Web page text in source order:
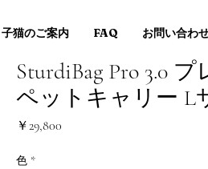
子猫のご案内 FAQ お問い合わ
SturdiBag Pro 3.0
ペットキャリー L
￥29,800
色 *